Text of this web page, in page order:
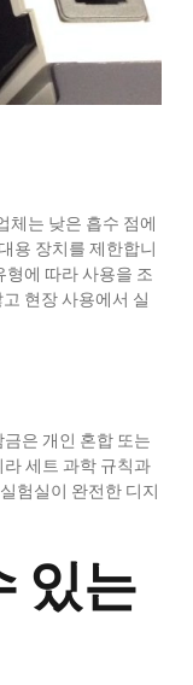
체는 낮은 흡수 점에
용 장치를 제한합니
에 따라 사용을 조
현장 사용에서 실
은 개인 혼합 또는
세트 과학 규칙과
험실이 완전한 디지
있는